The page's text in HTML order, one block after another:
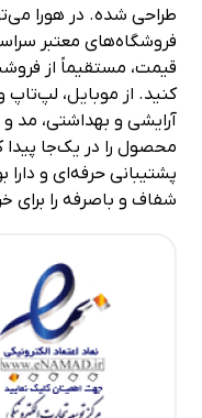
معتبر سراسر
مستقیماً از فروشنده
از موبایل، لپ‌تاپ و
و بهداشتی، مد و
را در یک‌جا پیدا
حرفه‌ای و دارا
و باصرفه را برای